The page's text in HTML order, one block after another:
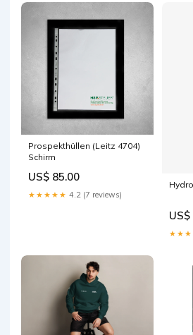
Prospekthüllen (Leitz 4704)
Schirm
US$ 85.00
★★★★★ 4.2 (7 reviews)
US$